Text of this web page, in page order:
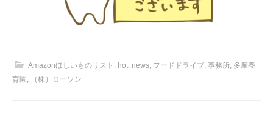
Amazonほしいものリスト , hot, news, フードドライブ, 事務所, 多摩養
育園, （株）ローソン